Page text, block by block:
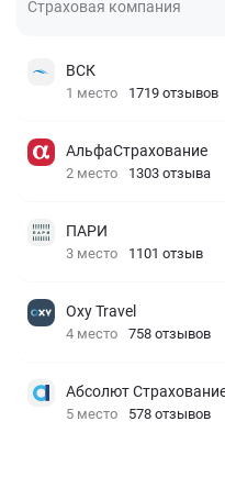
Страховая компания
ВСК
1 место 1719 отзывов
АльфаСтрахование
2 место 1303 отзыва
ПАРИ
3 место 1101 отзыв
Oxy Travel
4 место 758 отзывов
Абсолют
5 место 578 отзывов